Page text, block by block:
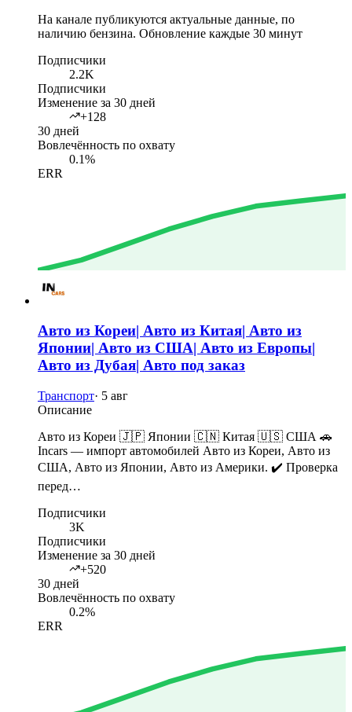
На канале публикуются актуальные данные, по
наличию бензина. Обновление каждые 30 минут
Подписчики
2.2K
Подписчики
Изменение за 30 дней
+128
30 дней
Вовлечённость по охвату
0.1%
ERR
Авто из Кореи| Авто из Китая| Авто из
Японии| Авто из США| Авто из Европы|
Авто из Дубая| Авто под заказ
Транспорт· 5 авг
Описание
Авто из Кореи 🇯🇵 Японии 🇨🇳 Китая 🇺🇸 США 🚗
Incars — импорт автомобилей Авто из Кореи, Авто из
США, Авто из Японии, Авто из Америки. ✔️ Проверка
перед…
Подписчики
3K
Подписчики
Изменение за 30 дней
+520
30 дней
Вовлечённость по охвату
0.2%
ERR